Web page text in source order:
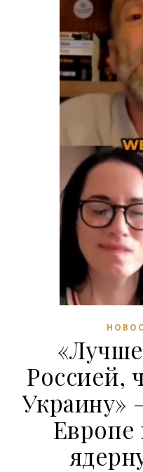
Россией,
Украину»
Европе